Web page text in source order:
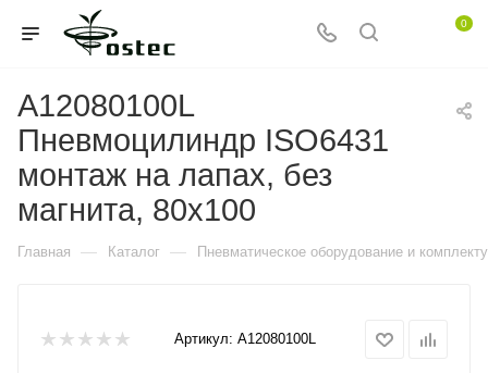
0
A12080100L
Пневмоцилиндр ISO6431
монтаж на лапах, без
магнита, 80x100
Главная — Каталог — Пневматическое оборудование и
Артикул: A12080100L